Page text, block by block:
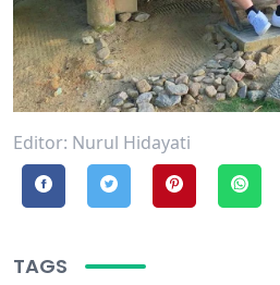
Editor: Nurul Hidayati
TAGS